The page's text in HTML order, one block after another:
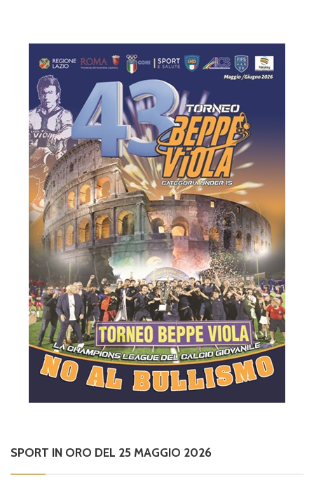
SPORT IN ORO DEL 25 MAGGIO 2026